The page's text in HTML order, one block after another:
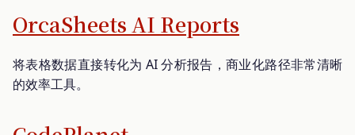
OrcaSheets AI Reports
将表格数据直接转化为 AI 分析报告，商业化路径非常清晰
的效率工具。